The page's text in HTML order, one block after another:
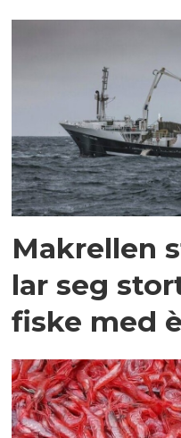
Makrellen
lar seg
fiske med